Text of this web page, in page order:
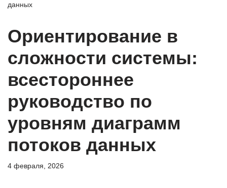
данных
Ориентирование в
сложности системы:
всестороннее
руководство по
уровням диаграмм
потоков данных
4 февраля, 2026